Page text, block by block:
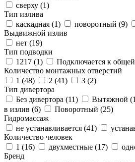
сверху (1)
Тип излива
каскадная (1) поворотный (9)
Выдвижной излив
нет (19)
Тип подводки
1217 (1) Подключается к
Количество монтажных отверстий
1 (48) 2 (41) 3 (2)
Тип дивертора
Без дивертора (11) Вытяжной (1
в излив (6) Поворотный (25)
Гидромассаж
не устанавливается (41)
Количество человек
1 (16) двухместные (17)
Бренд